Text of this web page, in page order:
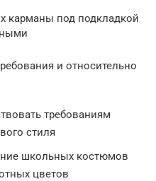
карманы под подкладкой
и относительно
требованиям
стиля
школьных костюмов
цветов